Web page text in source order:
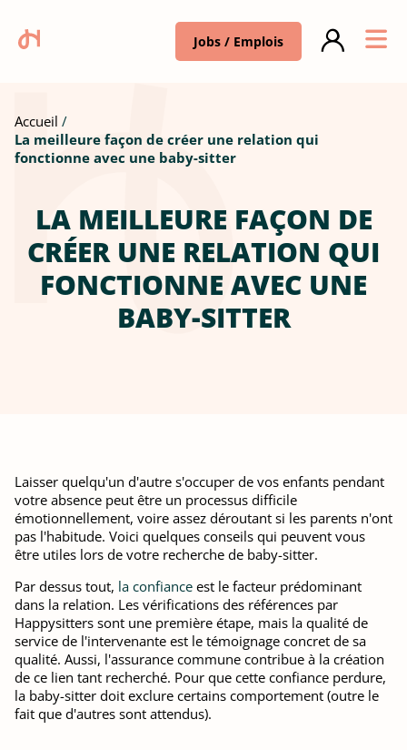
Jobs / Emplois
Accueil
La meilleure façon de créer une relation qui
fonctionne avec une baby-sitter
LA MEILLEURE FAÇON DE
CRÉER UNE RELATION QUI
FONCTIONNE AVEC UNE
BABY-SITTER
Laisser quelqu'un d'autre s'occuper de vos enfants pendant
votre absence peut être un processus difficile
émotionnellement, voire assez déroutant si les parents n'ont
pas l'habitude. Voici quelques conseils qui peuvent vous
être utiles lors de votre recherche de baby-sitter.
Par dessus tout, la confiance est le facteur prédominant
dans la relation. Les vérifications des références par
Happysitters sont une première étape, mais la qualité de
service de l'intervenante est le témoignage concret de sa
qualité. Aussi, l'assurance commune contribue à la création
de ce lien tant recherché. Pour que cette confiance perdure,
la baby-sitter doit exclure certains comportement (outre le
fait que d'autres sont attendus).